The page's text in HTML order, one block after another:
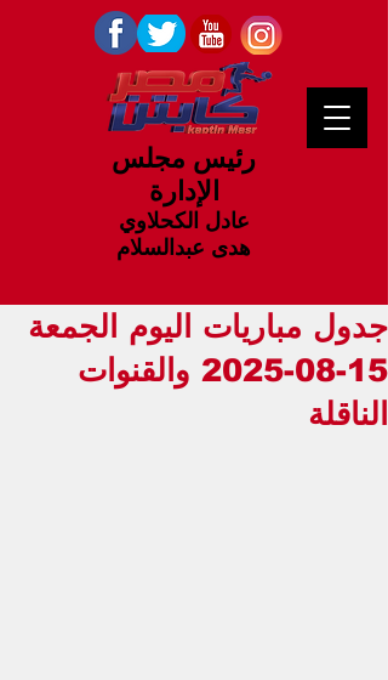
رئيس مجلس
الإدارة
عادل الكحلاوي
هدى عبدالسلام
جدول مباريات اليوم الجمعة
15-08-2025 والقنوات
الناقلة